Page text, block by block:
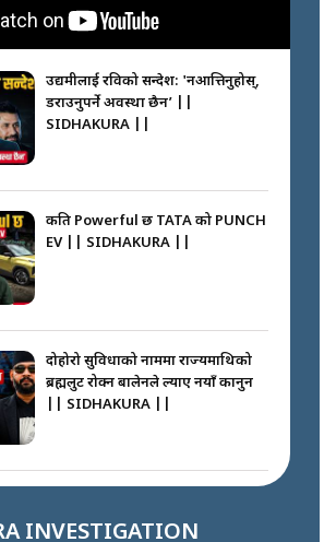
नभाँडिएको सद्भाव : कप्तानगञ्जबाट
सल्किएको आगो निभाउनेहरू ||
SIDHAKURA || THE REPORTER
||
बदलेका ‘निम्स दाई’ || SIDHAKURA
||
आगो निभाउने कि तेल थप्ने ? WHATS
HAPPENING IN MADHESH ? ||
भयो ? के के भयो ? || SUNSARI
उद्यमीलाई रविको सन्देश: 'नआत्तिनुहोस्,
डराउनुपर्ने अवस्था छैन’ ||
SIDHAKURA ||
कति Powerful छ TATA को PUNCH
EV || SIDHAKURA ||
दोहोरो सुविधाको नाममा राज्यमाथिको
ब्रह्मलुट रोक्न बालेनले ल्याए नयाँ कानुन
|| SIDHAKURA ||
भन्छन् स्थानीय ? || SIDHAKURA ||
INVESTIGATION